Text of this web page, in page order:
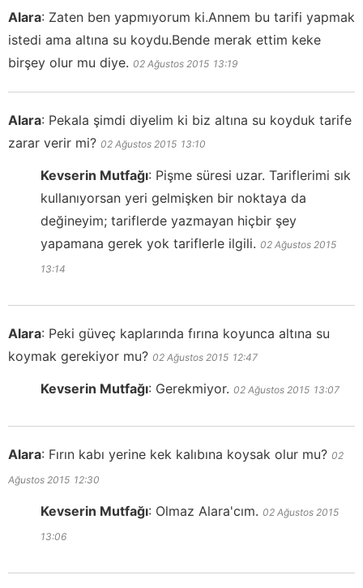
Alara: Zaten ben yapmıyorum ki.Annem bu tarifi yapmak
istedi ama altına su koydu.Bende merak ettim keke
birşey olur mu diye. 02 Ağustos 2015 13:19
Alara: Pekala şimdi diyelim ki biz altına su koyduk tarife
zarar verir mi? 02 Ağustos 2015 13:10
Kevserin Mutfağı: Pişme süresi uzar. Tariflerimi sık
kullanıyorsan yeri gelmişken bir noktaya da
değineyim; tariflerde yazmayan hiçbir şey
yapamana gerek yok tariflerle ilgili. 02 Ağustos 2015
13:14
Alara: Peki güveç kaplarında fırına koyunca altına su
koymak gerekiyor mu? 02 Ağustos 2015 12:47
Kevserin Mutfağı: Gerekmiyor. 02 Ağustos 2015 13:07
Alara: Fırın kabı yerine kek kalıbına koysak olur mu? 02
Ağustos 2015 12:30
Kevserin Mutfağı: Olmaz Alara'cım. 02 Ağustos 2015
13:06